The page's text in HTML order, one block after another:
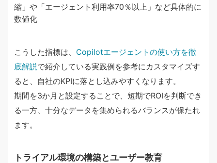
縮」や「エージェント利用率70％以上」など具体的に
数値化
こうした指標は、 Copilotエージェントの使い方を徹
底解説で紹介している実践例を参考にカスタマイズす
ると、自社のKPIに落とし込みやすくなります。
期間を3か月と設定することで、短期でROIを判断でき
る一方、十分なデータを集められるバランスが保たれ
ます。
トライアル環境の構築とユーザー教育